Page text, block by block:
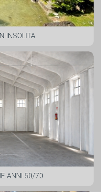
INSOLITA
ANNI 50/70